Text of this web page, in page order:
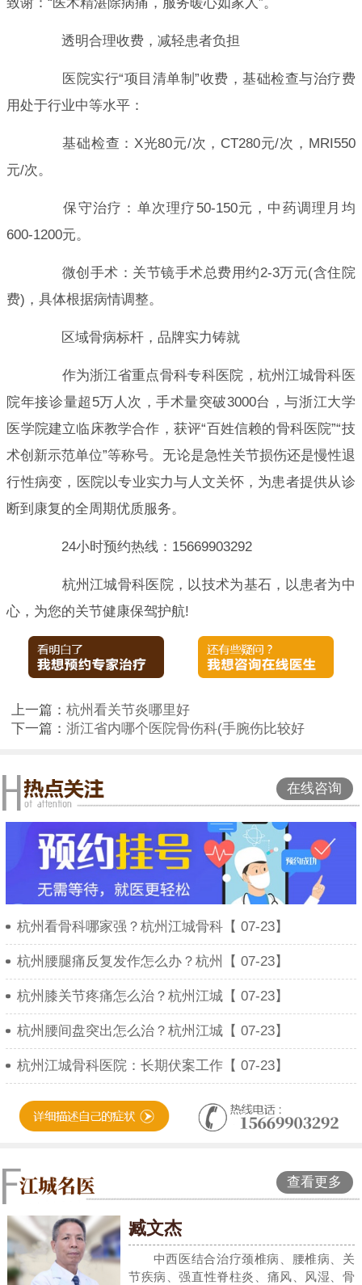
透明合理收费，减轻患者负担
医院实行“项目清单制”收费，基础检查与治疗费
用处于行业中等水平：
基础检查：X光80元/次，CT280元/次，MRI550
元/次。
保守治疗：单次理疗50-150元，中药调理月均
600-1200元。
微创手术：关节镜手术总费用约2-3万元(含住院
费)，具体根据病情调整。
区域骨病标杆，品牌实力铸就
作为浙江省重点骨科专科医院，杭州江城骨科医
院年接诊量超5万人次，手术量突破3000台，与浙江大学
医学院建立临床教学合作，获评“百姓信赖的骨科医院”“技
术创新示范单位”等称号。无论是急性关节损伤还是慢性退
行性病变，医院以专业实力与人文关怀，为患者提供从诊
断到康复的全周期优质服务。
24小时预约热线：15669903292
杭州江城骨科医院，以技术为基石，以患者为中
心，为您的关节健康保驾护航!
上一篇： 杭州看关节炎哪里好
下一篇： 浙江省内哪个医院骨伤科(手腕伤比较好
在线咨询
杭州看骨科哪家强？杭州江城骨科【 07-23】
杭州腰腿痛反复发作怎么办？杭州【 07-23】
杭州膝关节疼痛怎么治？杭州江城【 07-23】
杭州腰间盘突出怎么治？杭州江城【 07-23】
杭州江城骨科医院：长期伏案工作【 07-23】
查看更多
臧文杰
中西医结合治疗颈椎病、腰椎病、关
节疾病、强直性脊柱炎、痛风、风湿、骨